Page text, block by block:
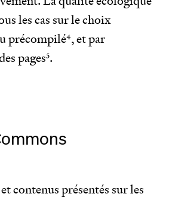
les cas sur le choix
précompilé4, et par
pages5.
contenus présentés sur les